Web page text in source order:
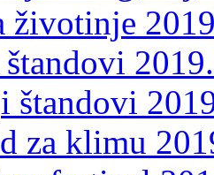
životinje
2019.
štandovi
za klimu